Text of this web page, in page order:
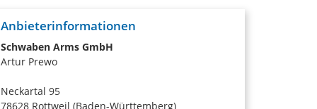
Anbieterinformationen
Schwaben Arms GmbH
Artur Prewo
Neckartal 95
78628 Rottweil (Baden-Württemberg)